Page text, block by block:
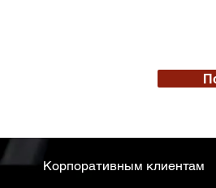
Корпоративным клиентам